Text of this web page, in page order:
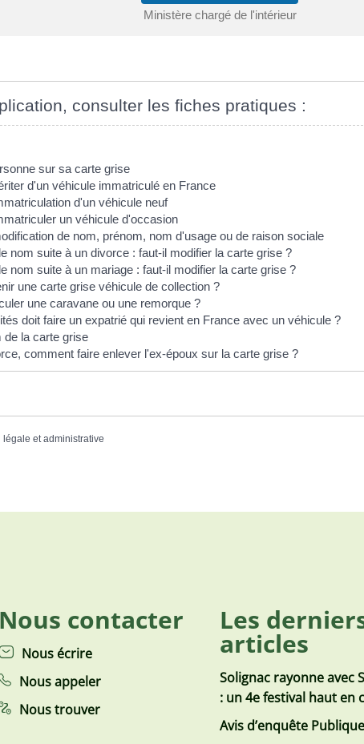
Ministère chargé de l'intérieur
consulter les fiches pratiques :
sur sa carte grise
d'un véhicule immatriculé en France
d'un véhicule neuf
un véhicule d'occasion
de nom, prénom, nom d'usage ou de raison sociale
nom suite à un divorce : faut-il modifier la carte grise ?
nom suite à un mariage : faut-il modifier la carte grise ?
une carte grise véhicule de collection ?
une caravane ou une remorque ?
doit faire un expatrié qui revient en France avec un véhicule ?
de la carte grise
comment faire enlever l'ex-époux sur la carte grise ?
et administrative
Nous contacter
Nous écrire
Nous appeler
Nous trouver
Les
articles
Solignac rayonne avec
: un 4e festival haut en
Avis d’enquête Publique